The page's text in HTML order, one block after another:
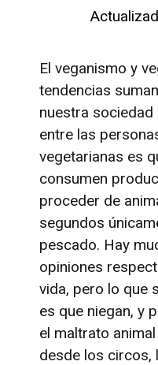
El veganismo y
tendencias
nuestra
entre las
vegetarianas es
consumen
proceder de
segundos
pescado. Hay
opiniones
vida, pero lo que
es que niegan, y
el maltrato
desde los circos,